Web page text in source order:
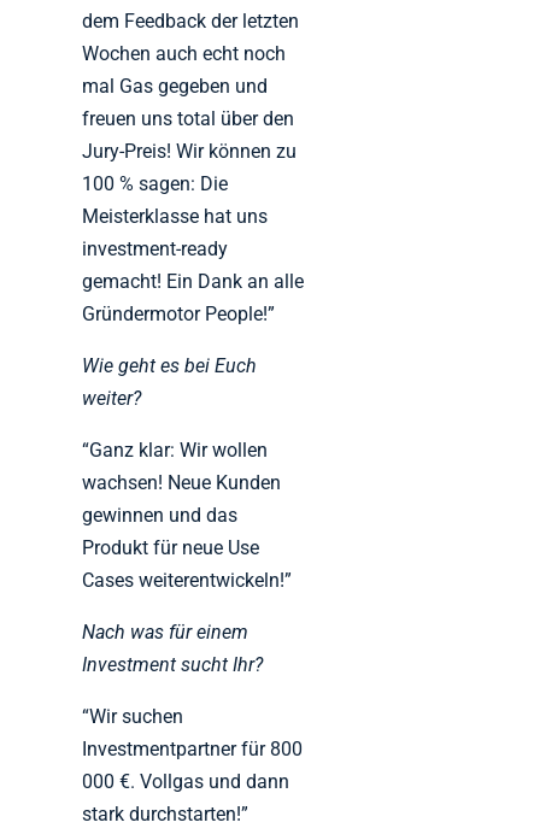
dem Feedback der letzten
Wochen auch echt noch
mal Gas gegeben und
freuen uns total über den
Jury-Preis! Wir können zu
100 % sagen: Die
Meisterklasse hat uns
investment-ready
gemacht! Ein Dank an alle
Gründermotor People!”
Wie geht es bei Euch
weiter?
“Ganz klar: Wir wollen
wachsen! Neue Kunden
gewinnen und das
Produkt für neue Use
Cases weiterentwickeln!”
Nach was für einem
Investment sucht Ihr?
“Wir suchen
Investmentpartner für 800
000 €. Vollgas und dann
stark durchstarten!”